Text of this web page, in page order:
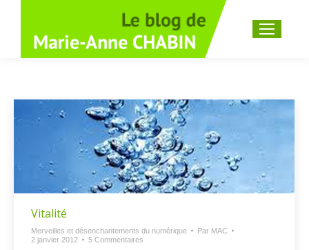
Recherche
Vitalité
Merveilles et désenchantements du numérique Par MAC
2 janvier 2012
5 Commentaires